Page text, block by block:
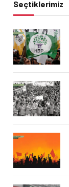
Seçtiklerimiz